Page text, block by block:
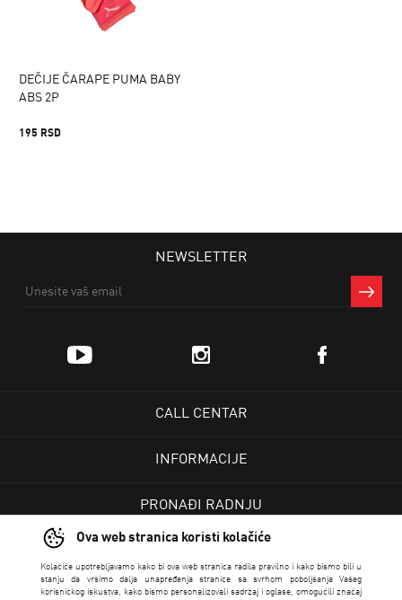
Ova web stranica koristi kolačiće
Kolačiće upotrebljavamo kako bi ova web stranica radila pravilno i kako bismo bili u
stanju da vršimo dalja unapređenja stranice sa svrhom poboljšanja Vašeg
korisničkog iskustva, kako bismo personalizovali sadržaj i oglase, omogućili značaj
DEČIJE ČARAPE PUMA BABY
ABS 2P
195 RSD
NEWSLETTER
CALL CENTAR
INFORMACIJE
PRONAĐI RADNJU
USLOVI PRODAJE